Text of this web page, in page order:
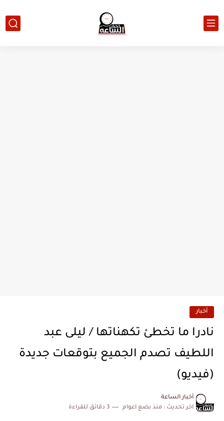
أخبار
نادرا ما تخطئ تكهناتها / ليلى عبد
اللطيف تصدم الجميع بتوقعات جديدة
(فيديو)
أخبار الساعة
اخر تحديث : منذ بضع اعوام 3 دقائق للقراءة